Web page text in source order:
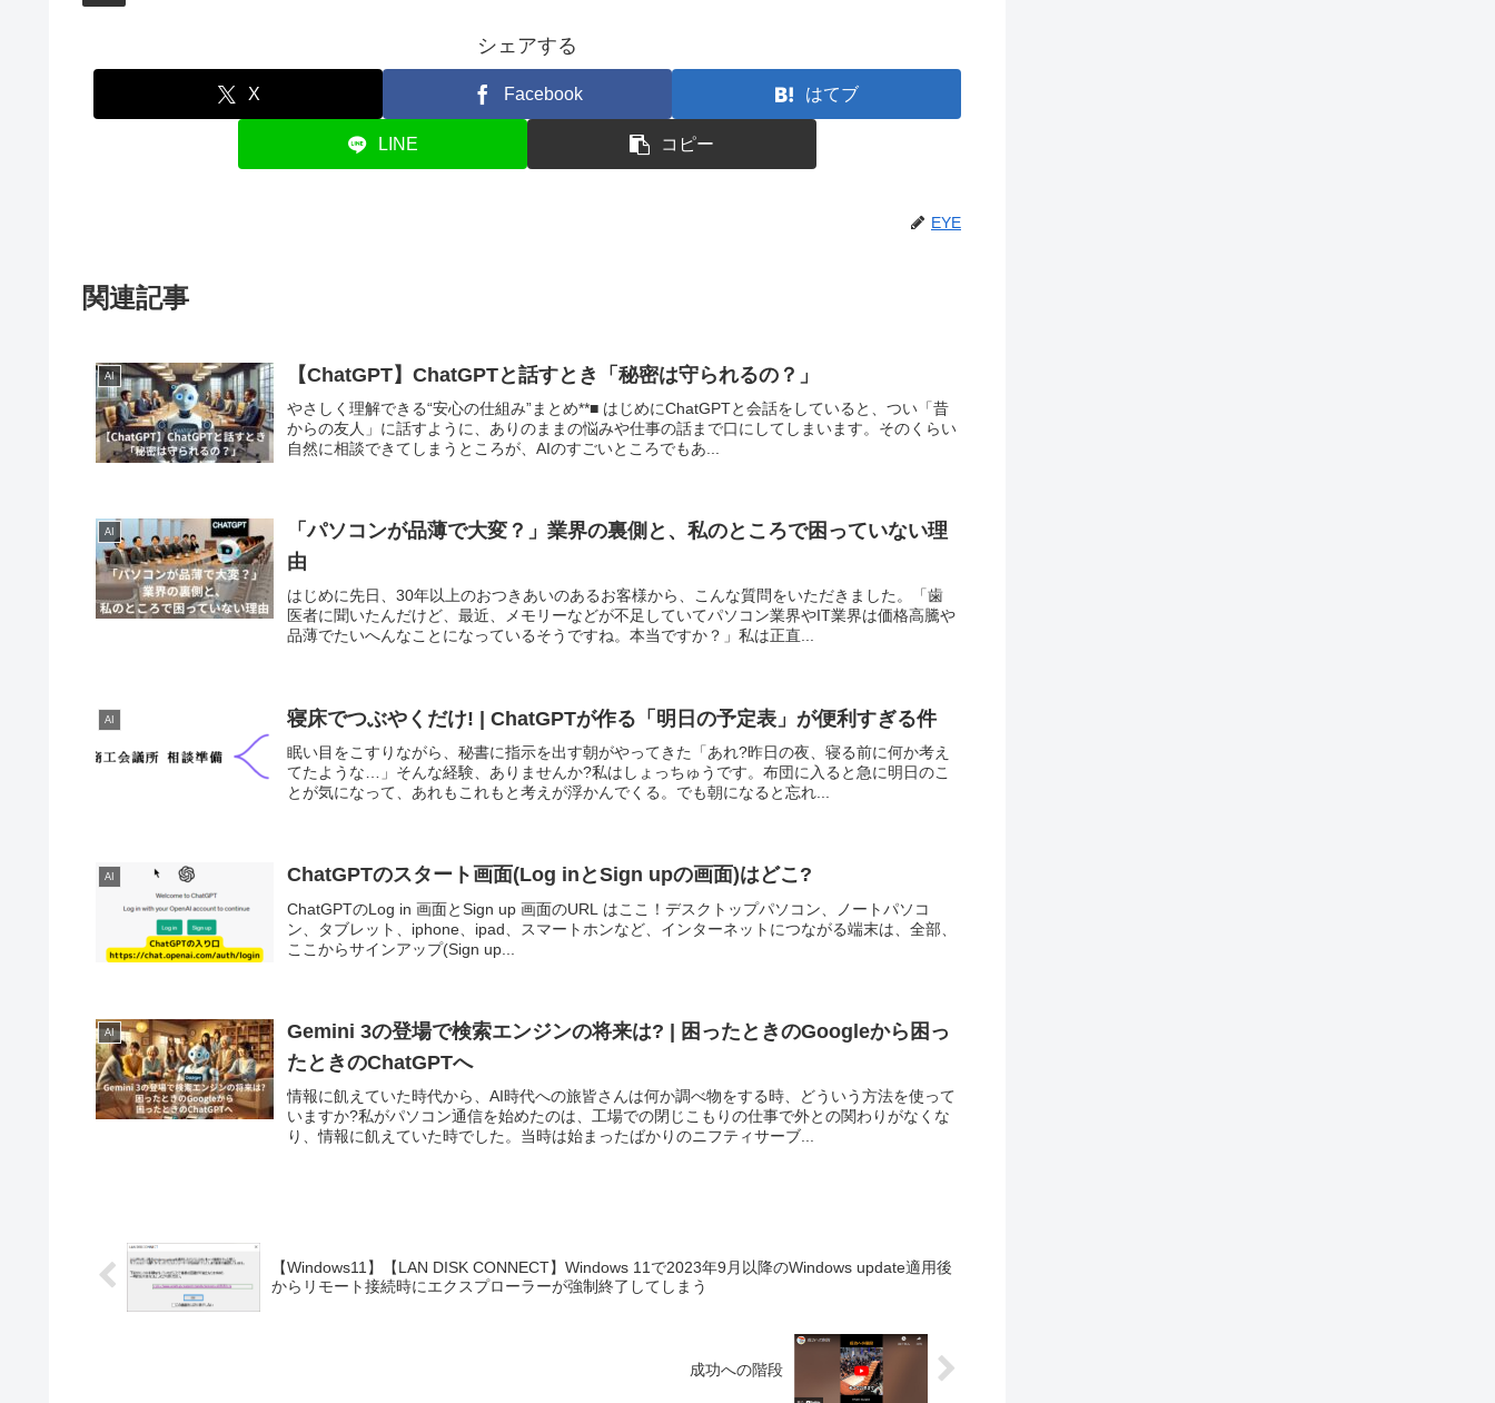
シェアする
X Facebook はてブ
LINE コピー
EYE
関連記事
AI 【ChatGPT】ChatGPTと話すとき「秘密は守られるの？」
やさしく理解できる“安心の仕組み”まとめ**■ はじめにChatGPTと会話をしていると、つい「昔
からの友人」に話すように、ありのままの悩みや仕事の話まで口にしてしまいます。そのくらい
自然に相談できてしまうところが、AIのすごいところでもあ...
AI
「パソコンが品薄で大変？」業界の裏側と、私のところで困っていない理
由
はじめに先日、30年以上のおつきあいのあるお客様から、こんな質問をいただきました。「歯
医者に聞いたんだけど、最近、メモリーなどが不足していてパソコン業界やIT業界は価格高騰や
品薄でたいへんなことになっているそうですね。本当ですか？」私は正直...
AI 寝床でつぶやくだけ! | ChatGPTが作る「明日の予定表」が便利すぎる件
眠い目をこすりながら、秘書に指示を出す朝がやってきた「あれ?昨日の夜、寝る前に何か考え
てたような…」そんな経験、ありませんか?私はしょっちゅうです。布団に入ると急に明日のこ
とが気になって、あれもこれもと考えが浮かんでくる。でも朝になると忘れ...
AI ChatGPTのスタート画面(Log inとSign upの画面)はどこ?
ChatGPTのLog in 画面とSign up 画面のURL はここ！デスクトップパソコン、ノートパソコ
ン、タブレット、iphone、ipad、スマートホンなど、インターネットにつながる端末は、全部、
ここからサインアップ(Sign up...
AI
Gemini 3の登場で検索エンジンの将来は? | 困ったときのGoogleから困っ
たときのChatGPTへ
情報に飢えていた時代から、AI時代への旅皆さんは何か調べ物をする時、どういう方法を使って
いますか?私がパソコン通信を始めたのは、工場での閉じこもりの仕事で外との関わりがなくな
り、情報に飢えていた時でした。当時は始まったばかりのニフティサーブ...
【Windows11】【LAN DISK CONNECT】Windows 11で2023年9月以降のWindows update適用後
からリモート接続時にエクスプローラーが強制終了してしまう
成功への階段